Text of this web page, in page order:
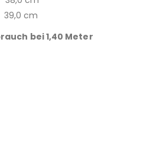
cm
bei 1,40 Meter